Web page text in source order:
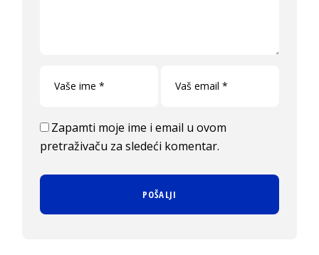
Zapamti moje ime i email u ovom
pretraživaču za sledeći komentar.